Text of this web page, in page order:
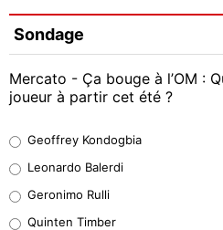
Sondage
Mercato - Ça bouge à l’OM :
joueur à partir cet été ?
38%
32%
Geoffrey Kondogbia
Leonardo Balerdi
Geronimo Rulli
Quinten Timber